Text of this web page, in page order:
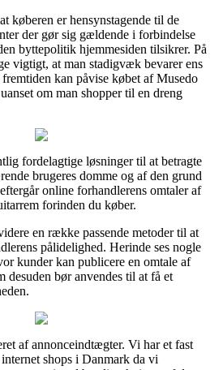
køberen er hensynstagende til de
der gør sig gældende i forbindelse
byttepolitik hjemmesiden tilsikrer. På
vigtigt, at man stadigvæk bevarer ens
kan påvise købet af Musedo
om man shopper til en dreng
fordelagtige løsninger til at betragte
brugeres domme og af den grund
online forhandlerens omtaler af
forinden du køber.
en række passende metoder til at
pålidelighed. Herinde ses nogle
kunder kan publicere en omtale af
desuden bør anvendes til at få et
af annonceindtægter. Vi har et fast
shops i Danmark da vi